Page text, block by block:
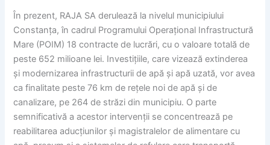
În prezent, RAJA SA derulează la nivelul municipiului
Constanța, în cadrul Programului Operațional Infrastructură
Mare (POIM) 18 contracte de lucrări, cu o valoare totală de
peste 652 milioane lei. Investițiile, care vizează extinderea
și modernizarea infrastructurii de apă și apă uzată, vor avea
ca finalitate peste 76 km de rețele noi de apă și de
canalizare, pe 264 de străzi din municipiu. O parte
semnificativă a acestor intervenții se concentrează pe
reabilitarea aducțiunilor și magistralelor de alimentare cu